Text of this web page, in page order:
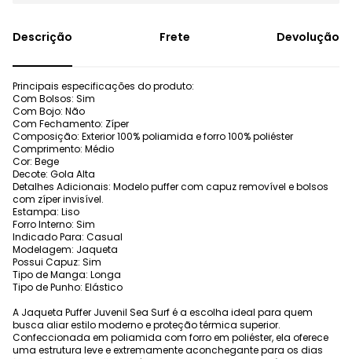
Frete Devolução
Principais especificações do produto:
Com Bolsos: Sim
Com Bojo: Não
Com Fechamento: Zíper
Composição: Exterior 100% poliamida e forro 100% poliéster
Comprimento: Médio
Cor: Bege
Decote: Gola Alta
Detalhes Adicionais: Modelo puffer com capuz removível e bolsos
com zíper invisível.
Estampa: Liso
Forro Interno: Sim
Indicado Para: Casual
Modelagem: Jaqueta
Possui Capuz: Sim
Tipo de Manga: Longa
Tipo de Punho: Elástico
A Jaqueta Puffer Juvenil Sea Surf é a escolha ideal para quem
busca aliar estilo moderno e proteção térmica superior.
Confeccionada em poliamida com forro em poliéster, ela oferece
uma estrutura leve e extremamente aconchegante para os dias